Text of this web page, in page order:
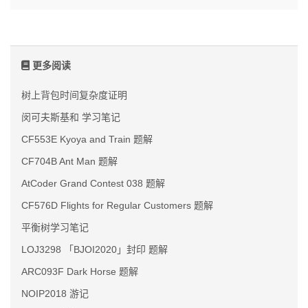
更多阅读
树上背包时间复杂度证明
闵可夫斯基和 学习笔记
CF553E Kyoya and Train 题解
CF704B Ant Man 题解
AtCoder Grand Contest 038 题解
CF576D Flights for Regular Customers 题解
平衡树学习笔记
LOJ3298 「BJOI2020」封印 题解
ARC093F Dark Horse 题解
NOIP2018 游记